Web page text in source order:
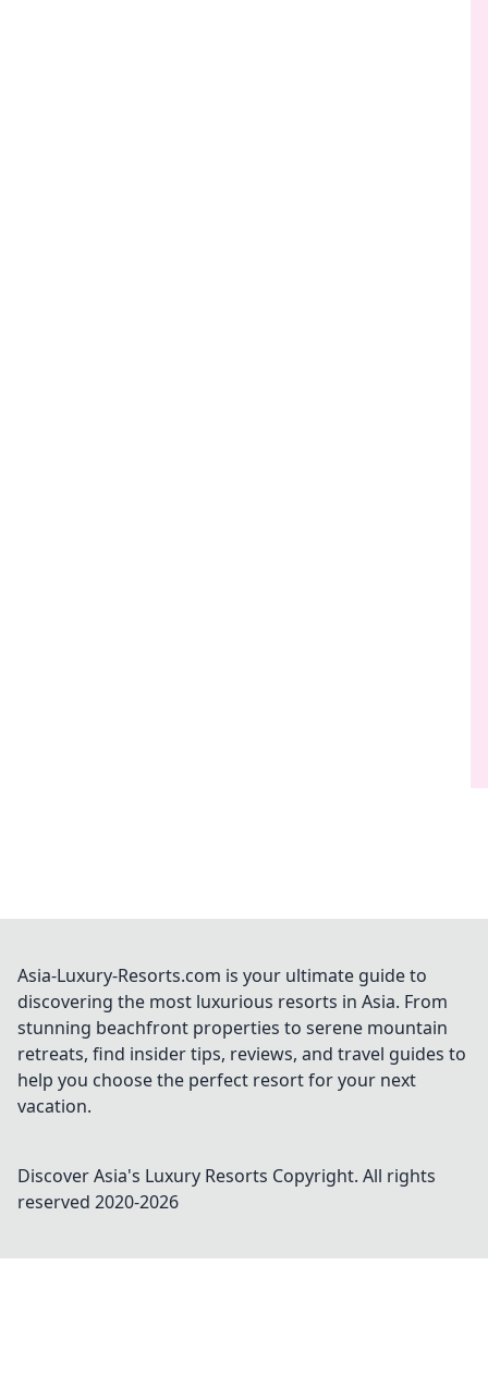
Asia-Luxury-Resorts.com is your ultimate guide to
discovering the most luxurious resorts in Asia. From
stunning beachfront properties to serene mountain
retreats, find insider tips, reviews, and travel guides to
help you choose the perfect resort for your next
vacation.
Discover Asia's Luxury Resorts Copyright. All rights
reserved 2020-2026